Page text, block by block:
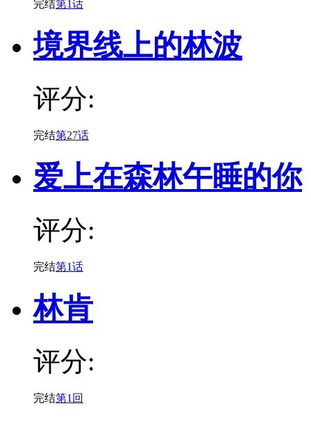
完结第1话
境界线上的林波
评分:
完结第27话
爱上在森林午睡的你
评分:
完结第1话
林肯
评分:
完结第1回